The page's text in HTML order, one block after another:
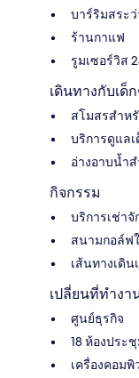
บาร์ริมสระ
ร้านกาแฟ
รูมเซอร์วิส
เดินทางกับเด็
สโมสรสำห
บริการดูแล
อ่างอาบน้ำ
กิจกรรม
บริการเช่า
สนามกอล์ฟ
เส้นทางเดิ
เปลี่ยนที่ทำงา
ศูนย์ธุรกิจ
18 ห้องประ
เครื่องคอมพิ